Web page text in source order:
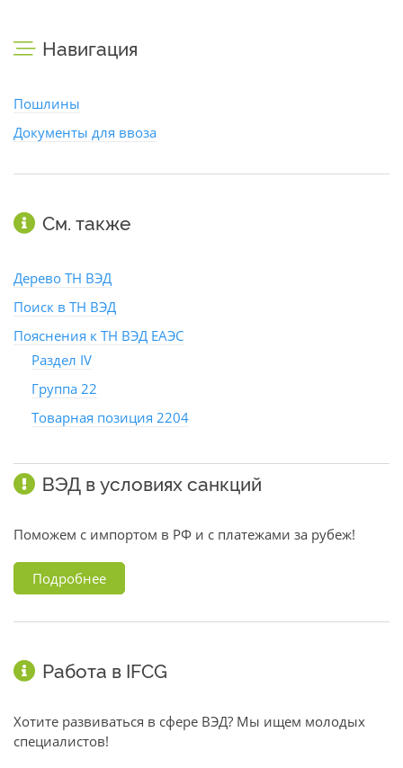
Навигация
Пошлины
Документы для ввоза
См. также
Дерево ТН ВЭД
Поиск в ТН ВЭД
Пояснения к ТН ВЭД ЕАЭС
Раздел IV
Группа 22
Товарная позиция 2204
ВЭД в условиях санкций
Поможем с импортом в РФ и с платежами за рубеж!
Подробнее
Работа в IFCG
Хотите развиваться в сфере ВЭД? Мы ищем молодых
специалистов!